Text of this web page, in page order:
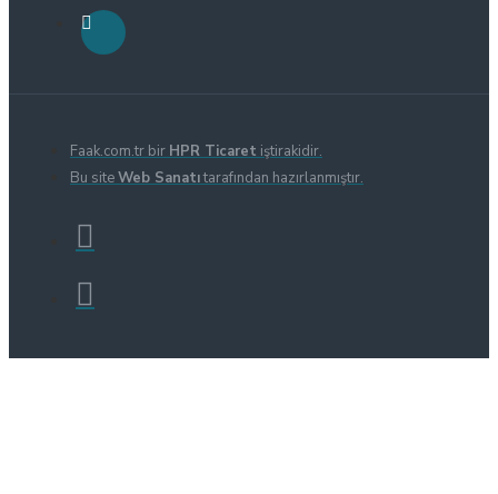
Faak.com.tr bir HPR Ticaret iştirakidir.
Bu siteWeb Sanatıtarafından hazırlanmıştır.